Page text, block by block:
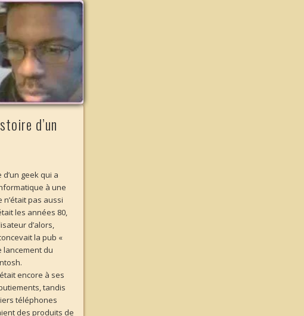
d’un
d’un geek qui a
à une
n’était pas aussi
les années 80,
d’alors,
la pub «
lancement du
encore à ses
tandis
téléphones
des produits de